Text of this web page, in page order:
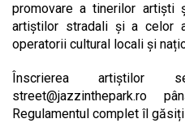
promovare a tinerilor
artiștilor stradali și a celor
operatorii cultural locali și
Înscrierea
street@jazzinthepark.ro
Regulamentul complet îl găsiți